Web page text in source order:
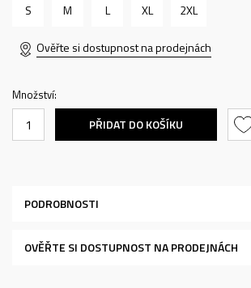
S M L XL 2XL
Ověřte si dostupnost na prodejnách
Množství:
PŘIDAT DO KOŠÍKU
PODROBNOSTI
OVĚŘTE SI DOSTUPNOST NA PRODEJNÁCH